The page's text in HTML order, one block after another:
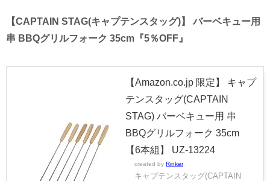
【CAPTAIN STAG(キャプテンスタッグ)】 バーベキュー用
串 BBQグリルフォーク 35cm『5％OFF』
【Amazon.co.jp 限定】 キャプ
テンスタッグ(CAPTAIN
STAG) バーベキュー用 串
BBQグリルフォーク 35cm
【6本組】 UZ-13224
created by Rinker
キャプテンスタッグ(CAPTAIN